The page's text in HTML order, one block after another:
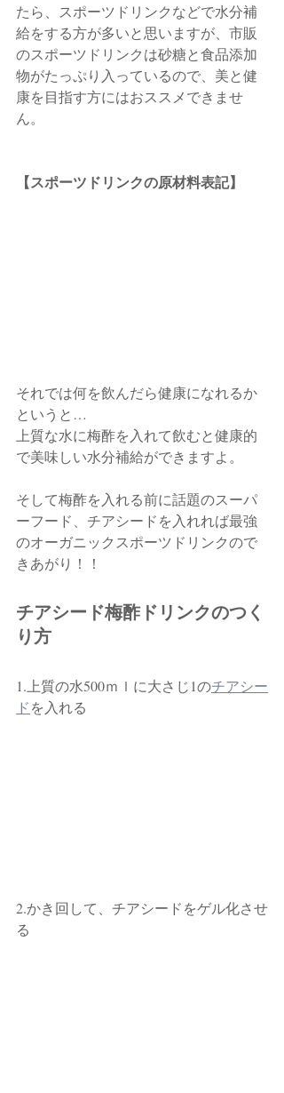
たら、スポーツドリンクなどで水分補
給をする方が多いと思いますが、市販
のスポーツドリンクは砂糖と食品添加
物がたっぷり入っているので、美と健
康を目指す方にはおススメできませ
ん。
【スポーツドリンクの原材料表記】
それでは何を飲んだら健康になれるか
というと…
上質な水に梅酢を入れて飲むと健康的
で美味しい水分補給ができますよ。
そして梅酢を入れる前に話題のスーパ
ーフード、チアシードを入れれば最強
のオーガニックスポーツドリンクので
きあがり！！
チアシード梅酢ドリンクのつく
り方
1.上質の水500ｍｌに大さじ1のチアシー
ドを入れる
2.かき回して、チアシードをゲル化させ
る